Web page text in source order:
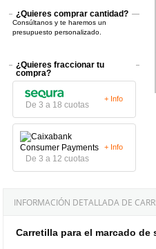
¿Quieres comprar cantidad?
Consúltanos y te haremos un
presupuesto personalizado.
¿Quieres fraccionar tu
compra?
De 3 a 18 cuotas
+ Info
De 3 a 12 cuotas
+ Info
INFORMACIÓN DETALLADA DE
Carretilla para el marcado